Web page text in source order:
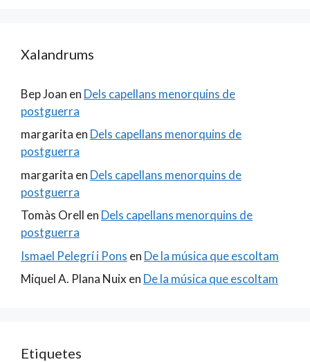
Xalandrums
Bep Joan en Dels capellans menorquins de
postguerra
margarita en Dels capellans menorquins de
postguerra
margarita en Dels capellans menorquins de
postguerra
Tomàs Orell en Dels capellans menorquins de
postguerra
Ismael Pelegrí i Pons en De la música que escoltam
Miquel A. Plana Nuix en De la música que escoltam
Etiquetes